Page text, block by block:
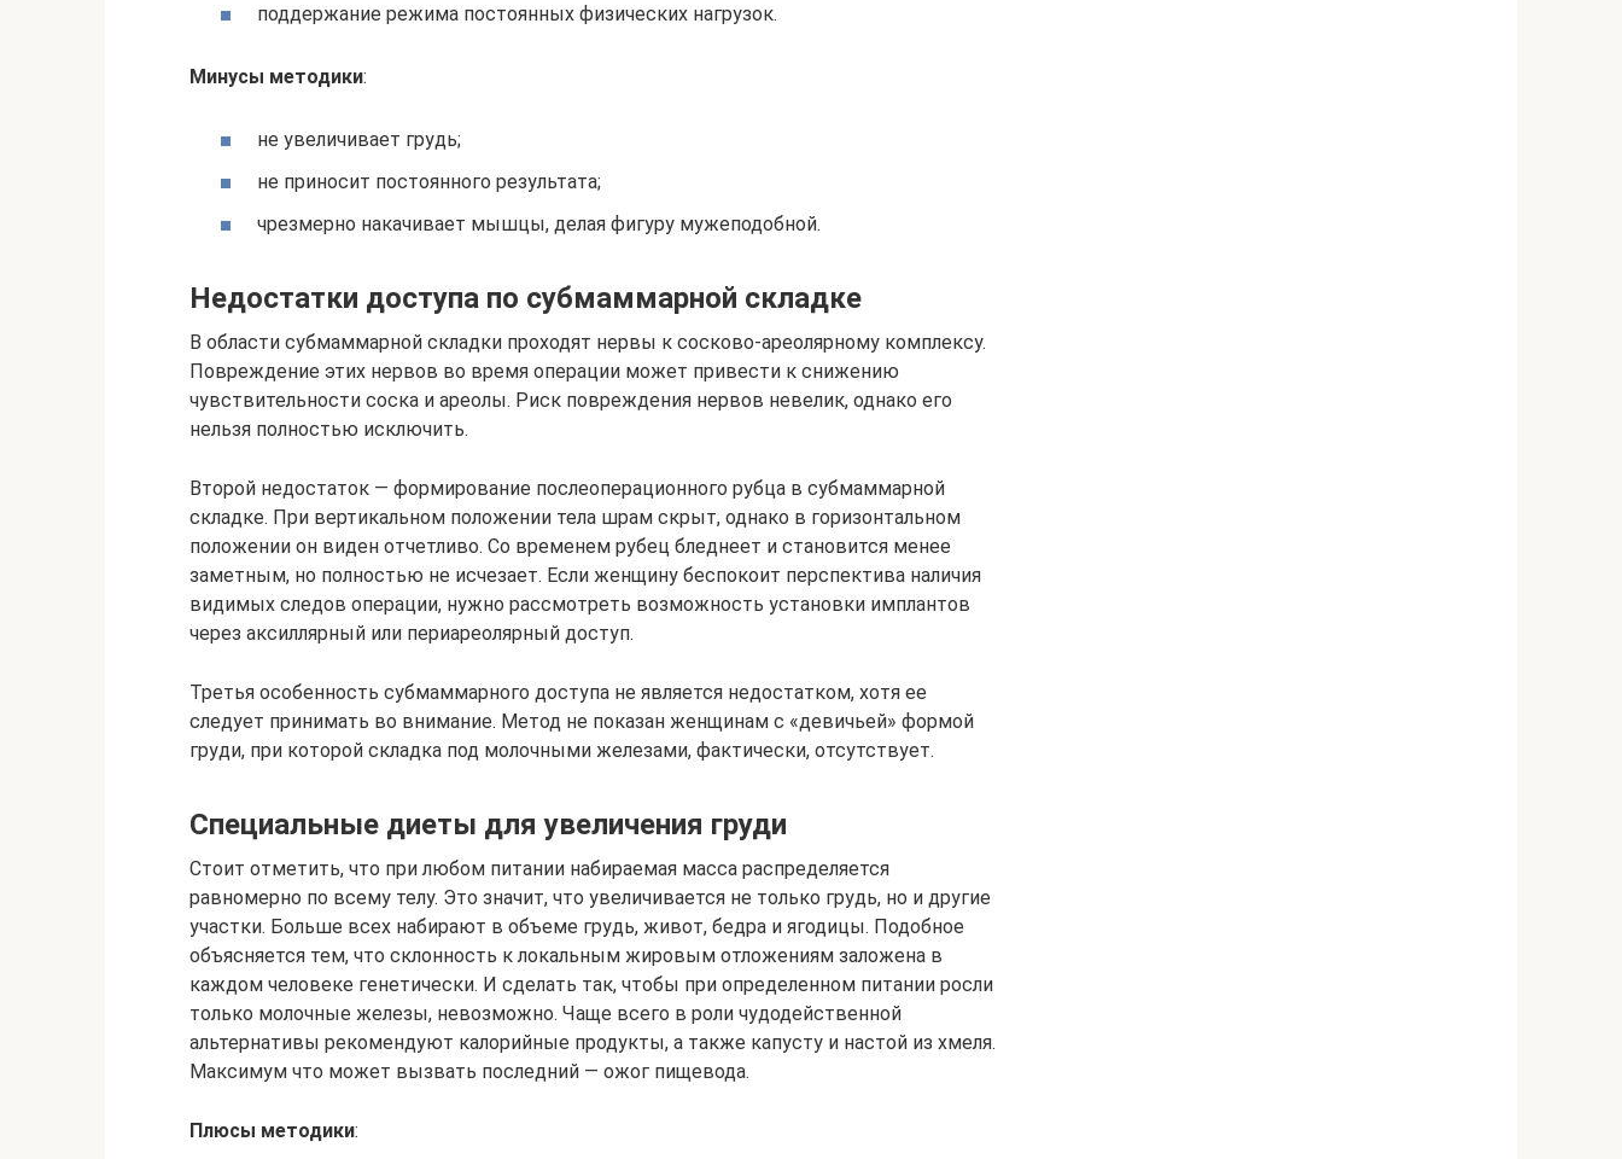
поддержание режима постоянных физических нагрузок.
Минусы методики:
не увеличивает грудь;
не приносит постоянного результата;
чрезмерно накачивает мышцы, делая фигуру мужеподобной.
Недостатки доступа по субмаммарной складке
В области субмаммарной складки проходят нервы к сосково-ареолярному комплексу.
Повреждение этих нервов во время операции может привести к снижению
чувствительности соска и ареолы. Риск повреждения нервов невелик, однако его
нельзя полностью исключить.
Второй недостаток — формирование послеоперационного рубца в субмаммарной
складке. При вертикальном положении тела шрам скрыт, однако в горизонтальном
положении он виден отчетливо. Со временем рубец бледнеет и становится менее
заметным, но полностью не исчезает. Если женщину беспокоит перспектива наличия
видимых следов операции, нужно рассмотреть возможность установки имплантов
через аксиллярный или периареолярный доступ.
Третья особенность субмаммарного доступа не является недостатком, хотя ее
следует принимать во внимание. Метод не показан женщинам с «девичьей» формой
груди, при которой складка под молочными железами, фактически, отсутствует.
Специальные диеты для увеличения груди
Стоит отметить, что при любом питании набираемая масса распределяется
равномерно по всему телу. Это значит, что увеличивается не только грудь, но и другие
участки. Больше всех набирают в объеме грудь, живот, бедра и ягодицы. Подобное
объясняется тем, что склонность к локальным жировым отложениям заложена в
каждом человеке генетически. И сделать так, чтобы при определенном питании росли
только молочные железы, невозможно. Чаще всего в роли чудодейственной
альтернативы рекомендуют калорийные продукты, а также капусту и настой из хмеля.
Максимум что может вызвать последний — ожог пищевода.
Плюсы методики: